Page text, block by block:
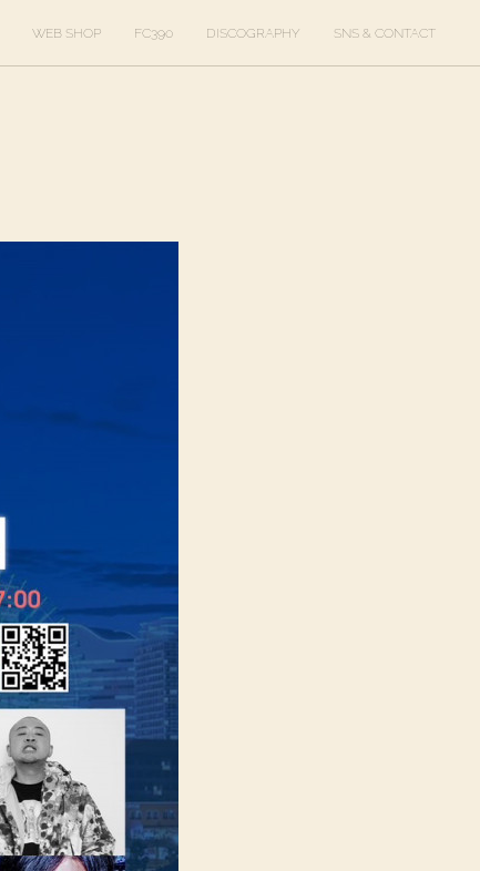
WEB SHOP FC390 DISCOGRAPHY SNS & CONTACT